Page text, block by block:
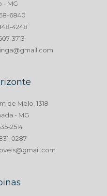
- MG
6840
4248
3713
de Melo, 1318
- MG
2514
0287